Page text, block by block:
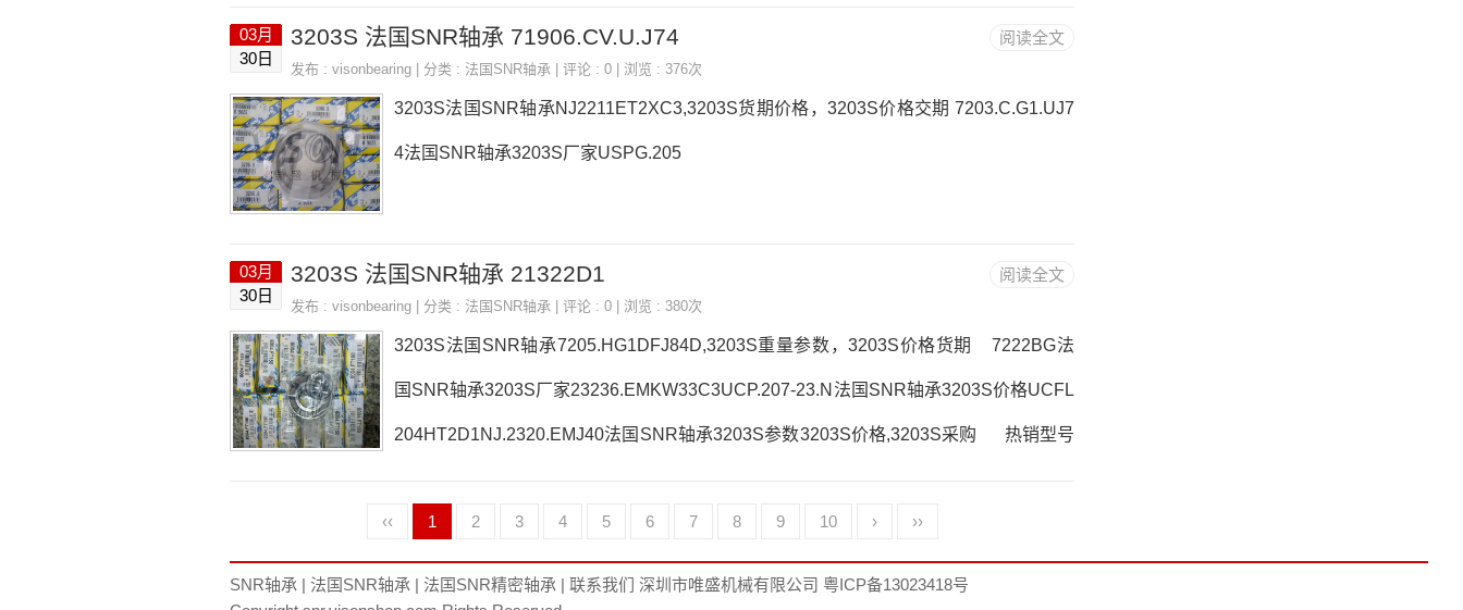
阅读全文
03月
30日
3203S 法国SNR轴承 71906.CV.U.J74
发布 : visonbearing | 分类 : 法国SNR轴承 | 评论 : 0 | 浏览 : 376次
3203S法国SNR轴承NJ2211ET2XC3,3203S货期价格，3203S价格交期 7203.C.G1.UJ7
4法国SNR轴承3203S厂家USPG.205
阅读全文
03月
30日
3203S 法国SNR轴承 21322D1
发布 : visonbearing | 分类 : 法国SNR轴承 | 评论 : 0 | 浏览 : 380次
3203S法国SNR轴承7205.HG1DFJ84D,3203S重量参数，3203S价格货期 7222BG法
国SNR轴承3203S厂家23236.EMKW33C3UCP.207-23.N法国SNR轴承3203S价格UCFL
204HT2D1NJ.2320.EMJ40法国SNR轴承3203S参数3203S价格,3203S采购 热销型号
03S采购3203S价格,3203S采购UK213D1法国SNR轴承3203S厂家，6205NRC3法国SN
R
‹‹ 1 2 3 4 5 6 7 8 9 10 › ››
SNR轴承 | 法国SNR轴承 | 法国SNR精密轴承 | 联系我们 深圳市唯盛机械有限公司 粤ICP备13023418号